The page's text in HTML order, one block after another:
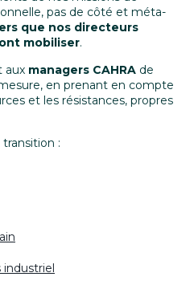
pas de côté et méta-
que nos directeurs
mobiliser.
aux managers CAHRA de
en prenant en compte
et les résistances, propres
:
industriel